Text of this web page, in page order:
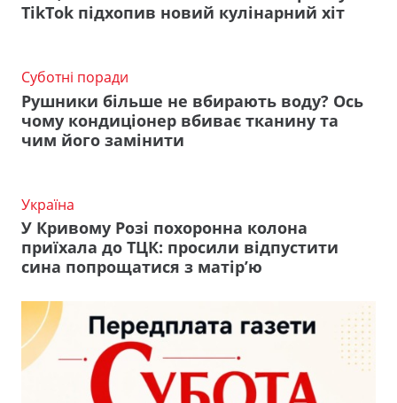
TikTok підхопив новий кулінарний хіт
Суботні поради
Рушники більше не вбирають воду? Ось
чому кондиціонер вбиває тканину та
чим його замінити
Україна
У Кривому Розі похоронна колона
приїхала до ТЦК: просили відпустити
сина попрощатися з матір’ю